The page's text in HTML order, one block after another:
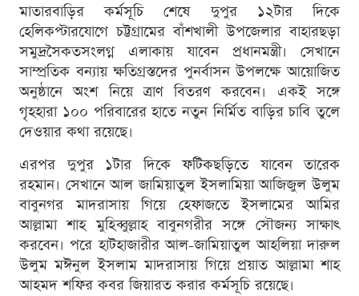
মাতারবাড়ির কর্মসূচি শেষে দুপুর ১২টার দিকে
হেলিকপ্টারযোগে চট্টগ্রামের বাঁশখালী উপজেলার বাহারছড়া
সমুদ্রসৈকতসংলগ্ন এলাকায় যাবেন প্রধানমন্ত্রী। সেখানে
সাম্প্রতিক বন্যায় ক্ষতিগ্রস্তদের পুনর্বাসন উপলক্ষে আয়োজিত
অনুষ্ঠানে অংশ নিয়ে ত্রাণ বিতরণ করবেন। একই সঙ্গে
গৃহহারা ১০০ পরিবারের হাতে নতুন নির্মিত বাড়ির চাবি তুলে
দেওয়ার কথা রয়েছে।
এরপর দুপুর ১টার দিকে ফটিকছড়িতে যাবেন তারেক
রহমান। সেখানে আল জামিয়াতুল ইসলামিয়া আজিজুল উলুম
বাবুনগর মাদরাসায় গিয়ে হেফাজতে ইসলামের আমির
আল্লামা শাহ মুহিব্বুল্লাহ বাবুনগরীর সঙ্গে সৌজন্য সাক্ষাৎ
করবেন। পরে হাটহাজারীর আল-জামিয়াতুল আহলিয়া দারুল
উলুম মঈনুল ইসলাম মাদরাসায় গিয়ে প্রয়াত আল্লামা শাহ
আহমদ শফির কবর জিয়ারত করার কর্মসূচি রয়েছে।